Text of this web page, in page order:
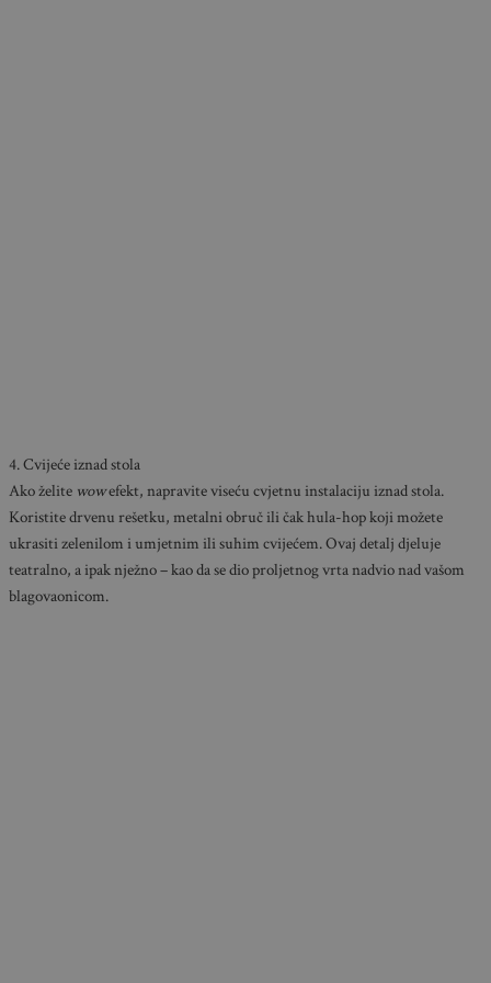
4. Cvijeće iznad stola
Ako želite wowefekt, napravite viseću cvjetnu instalaciju iznad stola.
Koristite drvenu rešetku, metalni obruč ili čak hula-hop koji možete
ukrasiti zelenilom i umjetnim ili suhim cvijećem. Ovaj detalj djeluje
teatralno, a ipak nježno – kao da se dio proljetnog vrta nadvio nad vašom
blagovaonicom.